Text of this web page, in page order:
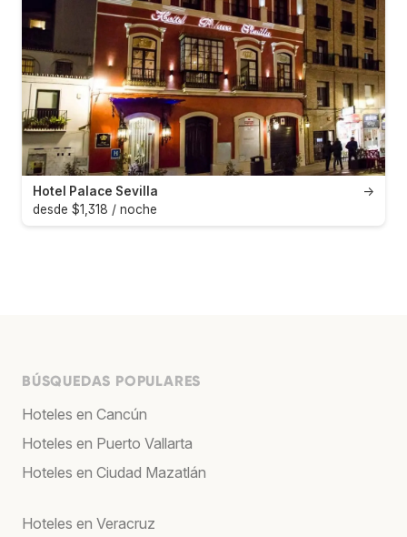
→
Hotel Palace Sevilla
desde $1,318 / noche
BÚSQUEDAS POPULARES
Hoteles en Cancún
Hoteles en Puerto Vallarta
Hoteles en Ciudad Mazatlán
Hoteles en Veracruz